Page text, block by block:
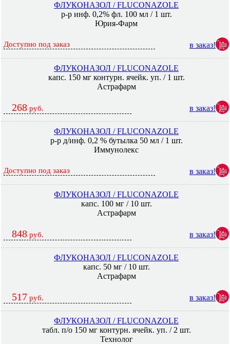
ФЛУКОНАЗОЛ / FLUCONAZOLE
р-р инф. 0,2% фл. 100 мл / 1 шт.
Юрия-Фарм
Доступно под заказ в заказ!
ФЛУКОНАЗОЛ / FLUCONAZOLE
капс. 150 мг контурн. ячейк. уп. / 1 шт.
Астрафарм
268 руб. в заказ!
ФЛУКОНАЗОЛ / FLUCONAZOLE
р-р д/инф. 0,2 % бутылка 50 мл / 1 шт.
Иммунолекс
Доступно под заказ в заказ!
ФЛУКОНАЗОЛ / FLUCONAZOLE
капс. 100 мг / 10 шт.
Астрафарм
848 руб. в заказ!
ФЛУКОНАЗОЛ / FLUCONAZOLE
капс. 50 мг / 10 шт.
Астрафарм
517 руб. в заказ!
ФЛУКОНАЗОЛ / FLUCONAZOLE
табл. п/о 150 мг контурн. ячейк. уп. / 2 шт.
Технолог